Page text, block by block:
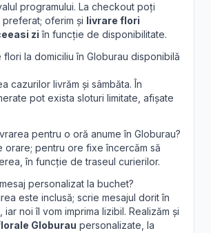
programului. La checkout poți
oferim și livrare flori
zi în funcție de disponibilitate.
flori la domiciliu în Globurau disponibilă
cazurilor livrăm și sâmbăta. În
pot exista sloturi limitate, afișate
pentru o oră anume în Globurau?
orare; pentru ore fixe încercăm să
în funcție de traseul curierilor.
personalizat la buchet?
este inclusă; scrie mesajul dorit în
noi îl vom imprima lizibil. Realizăm și
Globurau personalizate, la